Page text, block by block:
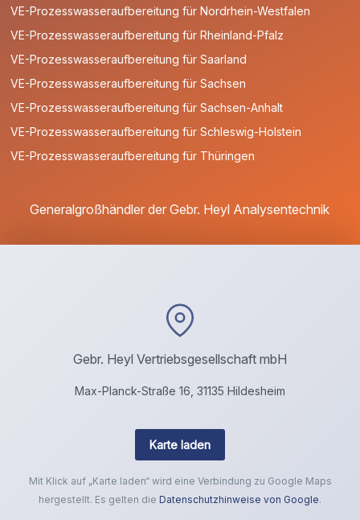
VE-Prozesswasseraufbereitung für Nordrhein-Westfalen
VE-Prozesswasseraufbereitung für Rheinland-Pfalz
VE-Prozesswasseraufbereitung für Saarland
VE-Prozesswasseraufbereitung für Sachsen
VE-Prozesswasseraufbereitung für Sachsen-Anhalt
VE-Prozesswasseraufbereitung für Schleswig-Holstein
VE-Prozesswasseraufbereitung für Thüringen
Generalgroßhändler der Gebr. Heyl Analysentechnik
Gebr. Heyl Vertriebsgesellschaft mbH
Max-Planck-Straße 16, 31135 Hildesheim
Karte laden
Mit Klick auf „Karte laden“ wird eine Verbindung zu Google Maps
hergestellt. Es gelten die Datenschutzhinweise von Google.